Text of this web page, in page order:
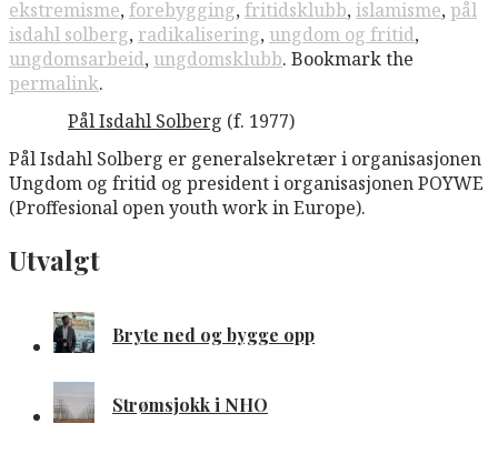
ekstremisme,forebygging,fritidsklubb,islamisme,pål
isdahl solberg, radikalisering, ungdom og fritid,
ungdomsarbeid, ungdomsklubb. Bookmark the
permalink.
Pål Isdahl Solberg (f. 1977)
Pål Isdahl Solberg er generalsekretær i organisasjonen
Ungdom og fritid og president i organisasjonen POYWE
(Proffesional open youth work in Europe).
Utvalgt
Bryte ned og bygge opp
Strømsjokk i NHO